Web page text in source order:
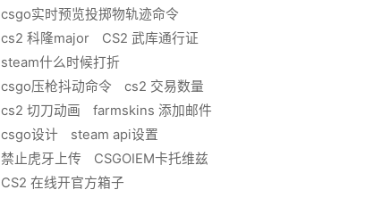
csgo实时预览投掷物轨迹命令
cs2 科隆major
CS2 武库通行证
steam什么时候打折
csgo压枪抖动命令
cs2 交易数量
cs2 切刀动画
farmskins 添加邮件
csgo设计
steam api设置
禁止虎牙上传
CSGOIEM卡托维兹
CS2 在线开官方箱子